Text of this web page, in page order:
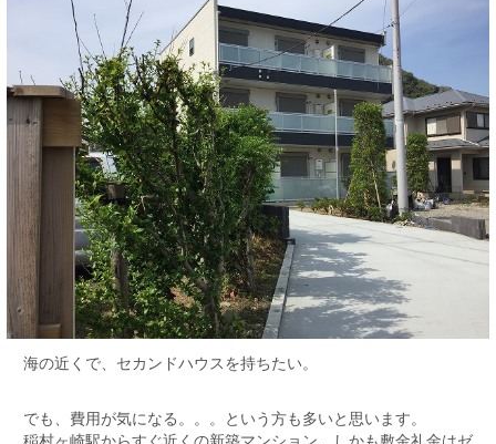
海の近くで、セカンドハウスを持ちたい。
でも、費用が気になる。。。という方も多いと思います。